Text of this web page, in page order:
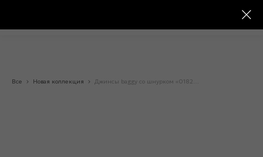
Все Новая коллекция